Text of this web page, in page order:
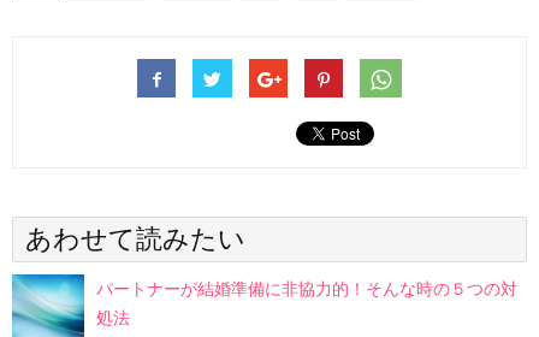
あわせて読みたい
パートナーが結婚準備に非協力的！そんな時の５つの対
処法